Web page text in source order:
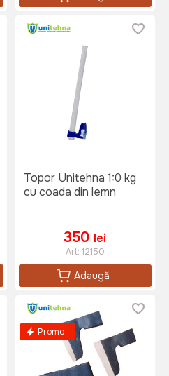
Topor Unitehna 1:0 kg
cu coada din lemn
350 lei
Art: 12150
Adaugă
Promo